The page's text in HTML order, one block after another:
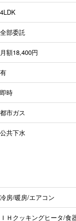
4LDK
全部委託
月額18,400円
有
即時
都市ガス
公共下水
冷房/暖房/エアコン
ＩＨクッキングヒータ/